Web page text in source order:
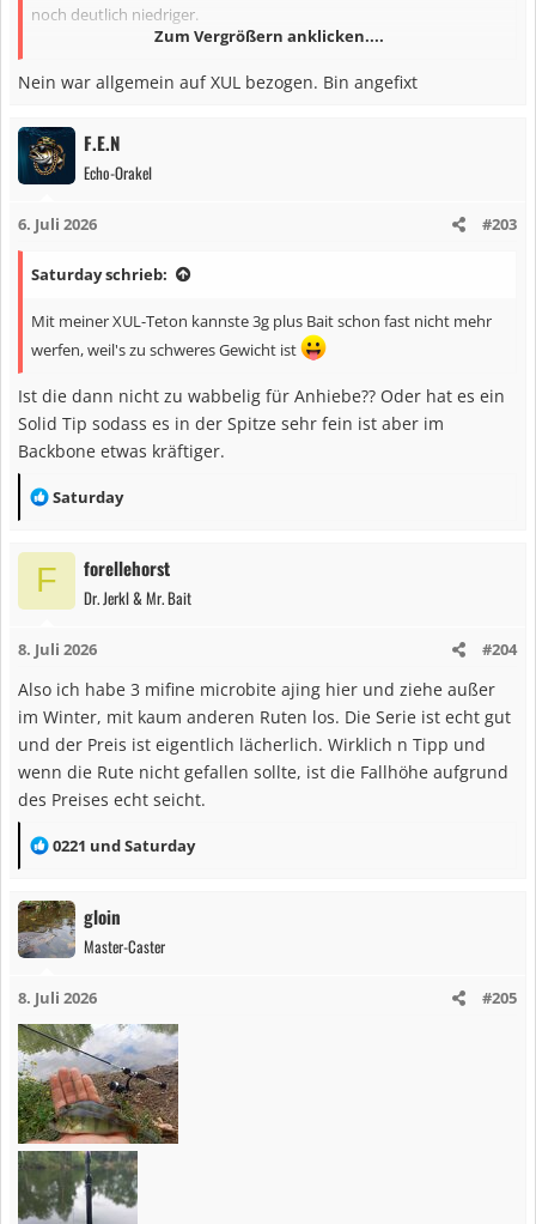
noch deutlich niedriger.
entscheidender Vorteil, auch bei der Köderführung mit der Solid
zwischen 3 und 7g ist in meiner Welt ganz eindeutig UL-Klasse und
beangle ich auch mit entsprechenden Stöcken, die schon vor
Zum Vergrößern anklicken....
Nein war allgemein auf XUL bezogen. Bin angefixt
F.E.N
Echo-Orakel
6. Juli 2026 #203
Saturday schrieb:
Mit meiner XUL-Teton kannste 3g plus Bait schon fast nicht mehr
werfen, weil's zu schweres Gewicht ist
Ist die dann nicht zu wabbelig für Anhiebe?? Oder hat es ein
Solid Tip sodass es in der Spitze sehr fein ist aber im
Backbone etwas kräftiger.
R
a
k
o
n
Saturday
F forellehorst
Dr. Jerkl & Mr. Bait
8. Juli 2026 #204
Also ich habe 3 mifine microbite ajing hier und ziehe außer
im Winter, mit kaum anderen Ruten los. Die Serie ist echt gut
und der Preis ist eigentlich lächerlich. Wirklich n Tipp und
wenn die Rute nicht gefallen sollte, ist die Fallhöhe aufgrund
des Preises echt seicht.
R
a
k
t
o
n
e
n
:
0221 undSaturday
gloin
Master-Caster
8. Juli 2026 #205